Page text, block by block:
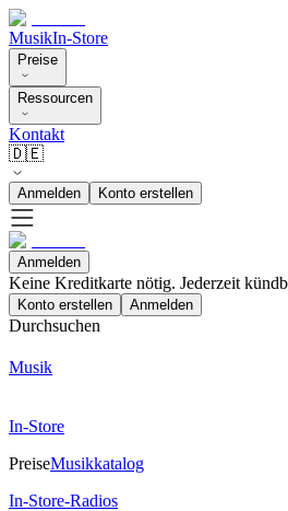
MusikIn-Store
Preise
Ressourcen
Kontakt
🇩🇪
Anmelden Konto erstellen
Anmelden
Keine Kreditkarte nötig. Jederzeit
Konto erstellen Anmelden
Durchsuchen
Musik
In-Store
PreiseMusikkatalog
In-Store-Radios